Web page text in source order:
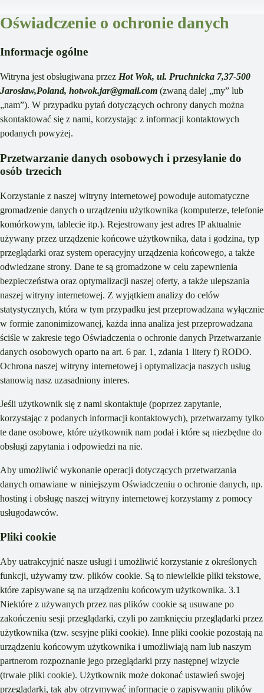
Oświadczenie o ochronie danych
Informacje ogólne
Witryna jest obsługiwana przez Hot Wok, ul. Pruchnicka 7,37-500
Jarosław,Poland, hotwok.jar@gmail.com (zwaną dalej „my” lub
„nam”). W przypadku pytań dotyczących ochrony danych można
skontaktować się z nami, korzystając z informacji kontaktowych
podanych powyżej.
Przetwarzanie danych osobowych i przesyłanie do
osób trzecich
Korzystanie z naszej witryny internetowej powoduje automatyczne
gromadzenie danych o urządzeniu użytkownika (komputerze, telefonie
komórkowym, tablecie itp.). Rejestrowany jest adres IP aktualnie
używany przez urządzenie końcowe użytkownika, data i godzina, typ
przeglądarki oraz system operacyjny urządzenia końcowego, a także
odwiedzane strony. Dane te są gromadzone w celu zapewnienia
bezpieczeństwa oraz optymalizacji naszej oferty, a także ulepszania
naszej witryny internetowej. Z wyjątkiem analizy do celów
statystycznych, która w tym przypadku jest przeprowadzana wyłącznie
w formie zanonimizowanej, każda inna analiza jest przeprowadzana
ściśle w zakresie tego Oświadczenia o ochronie danych Przetwarzanie
danych osobowych oparto na art. 6 par. 1, zdania 1 litery f) RODO.
Ochrona naszej witryny internetowej i optymalizacja naszych usług
stanowią nasz uzasadniony interes.
Jeśli użytkownik się z nami skontaktuje (poprzez zapytanie,
korzystając z podanych informacji kontaktowych), przetwarzamy tylko
te dane osobowe, które użytkownik nam podał i które są niezbędne do
obsługi zapytania i odpowiedzi na nie.
Aby umożliwić wykonanie operacji dotyczących przetwarzania
danych omawiane w niniejszym Oświadczeniu o ochronie danych, np.
hosting i obsługę naszej witryny internetowej korzystamy z pomocy
usługodawców.
Pliki cookie
Aby uatrakcyjnić nasze usługi i umożliwić korzystanie z określonych
funkcji, używamy tzw. plików cookie. Są to niewielkie pliki tekstowe,
które zapisywane są na urządzeniu końcowym użytkownika. 3.1
Niektóre z używanych przez nas plików cookie są usuwane po
zakończeniu sesji przeglądarki, czyli po zamknięciu przeglądarki przez
użytkownika (tzw. sesyjne pliki cookie). Inne pliki cookie pozostają na
urządzeniu końcowym użytkownika i umożliwiają nam lub naszym
partnerom rozpoznanie jego przeglądarki przy następnej wizycie
(trwałe pliki cookie). Użytkownik może dokonać ustawień swojej
przeglądarki, tak aby otrzymywać informacje o zapisywaniu plików